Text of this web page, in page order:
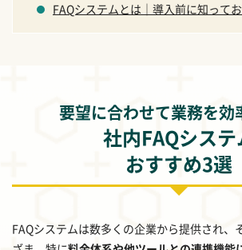
FAQシステムとは｜導入前に知って
要望に合わせて業務を効
社内FAQシステ
おすすめ3選
FAQシステムは数多くの企業から提供され、